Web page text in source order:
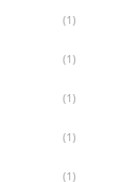
(1)
(1)
(1)
(1)
(1)